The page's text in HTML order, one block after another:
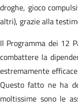
droghe, gioco
altri), grazie alla
Il Programma dei 12
combattere la
estremamente
Questo fatto ne ha
moltissime sono le